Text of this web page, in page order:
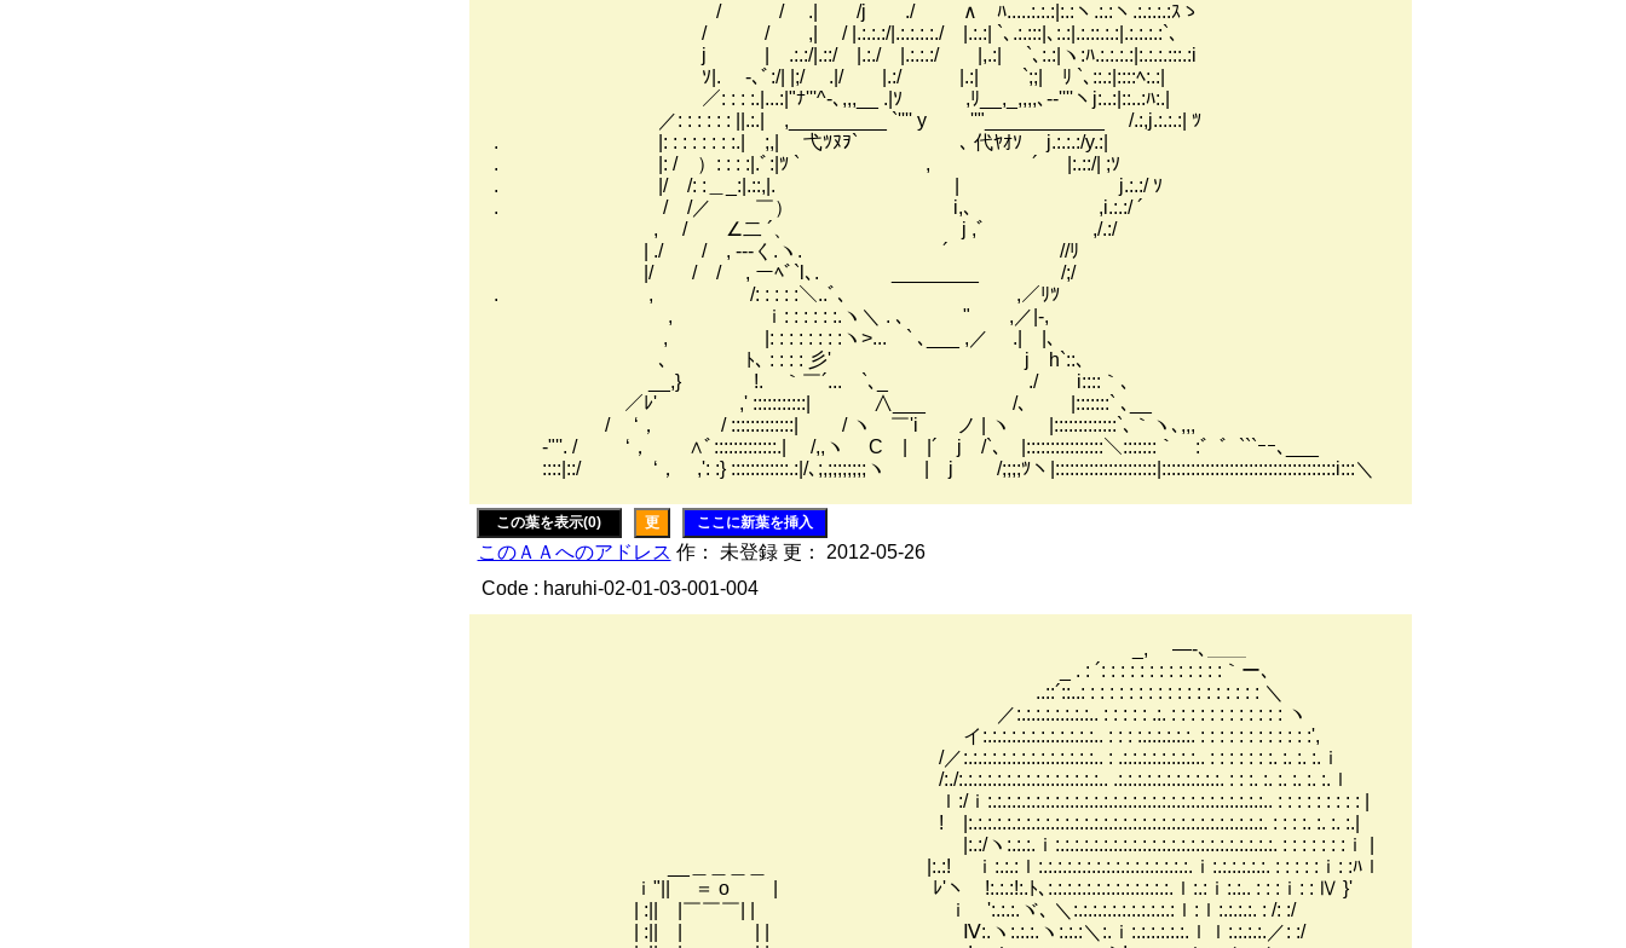
/ / .| /j ./ ∧ ﾊ.....:.:.:|:.:ヽ.:.:ヽ.:.:.:.:ｽゝ
/ / ,| / |.:.:.:/|.:.:.:.:./ |.:.:| `､.:.:::|､:.:|.:.::.:.:|.:.:.:.:`､
j | .:.:/|.::/ |.:./ |.:.:.:/ |,.:| `､:.:|ヽ:ﾊ.:.:.:.:|:.:.:.:::.:i
ｿ|. -､ﾞ:/| |;/ .|/ |.:/ |.:| `;;| ﾘ `､::.:|::::ﾍ:.:|
／: : : :.|...:|"ﾅ'''^-､,,,__ .|ｿ ,ﾘ__,_,,,,､--''''ヽj:..:|::..:ﾊ:.|
／: : : : : : ||.:.| ,_________ `'''' y ''"___________ /.:,j.:.:.:| ﾂ
. |: : : : : : : :.| ;,| 弋ﾂﾇｦ` ､ 代ﾔｵｿ j.:.:.:/y.:|
. |: / ）: : : :|.ﾞ:|ﾂ `￣ ￣ , ￣ ￣´ |:.::/| ;ｿ
. |/ /: :＿_:|.::,|. | j.:.:/ ｿ
. / /／ ￣） i,､ ,i.:.:/ ´
, / ∠二 ´、 j ,ﾞ ,/.:/
| ./ / , --‐く.ヽ. ´ //ﾘ
|/ / / , ーﾍﾞ`l､. ________ /;/
. , /: : : : :＼..ﾞ､ ,／ﾘﾂ
, ｉ: : : : : :.ヽ＼ . ､ " ,／|-,
, |: : : : : : : :ヽ>... ` ､___ ,／ .| |､
、 ﾄ､ : : : : 彡' j h`::､
__,} !. ｀￣´... `､_ ./ i::::｀､
／ﾚ' ,' :::::::::::| ∧___ /､ |:::::::` ､__
/ ‘， / :::::::::::::| / ヽ ￣'i ノ | ヽ |:::::::::::::`､｀ヽ､,,,
-"''. / ‘， ∧ﾞ:::::::::::::.| /,,ヽ C | |´ j /`､ |::::::::::::::::＼:::::::｀￣:゛゛```ｰｰ､___
::::|::/ ‘， ,': :} ::::::::::::.:|/､;,;;;;;;;;ヽ | j /;;;;ﾂヽ|:::::::::::::::::::::|::::::::::::::::::::::::::::::::::::i:::＼
この葉を表示(0) 更 ここに新葉を挿入
このＡＡへのアドレス 作： 未登録 更： 2012-05-26
Code : haruhi-02-01-03-001-004
_, ―‐､＿＿
_ . : ´: : : : : : : : : : : : :｀ー､
..::´::..: : : : : : : : : : : : : : : : : : : ＼
／:.:.:.:.:.:.:.:.. : : : : : .:. : : : : : : : : : : : : ヽ
イ:.:.:.:.:.:.:.:.:.:.:.:.. : : : :.:.:.:.:.:. : : : : : : : : : : : :',
/／:.:.:.:.:.:.:.:.:.:.:.:.:.:.. : .:.:.:.:.:.:.:.:.. : : : : : : :. :. :. :.ｉ
/:./:.:.:.:.:.:.:.:.:.:.:.:.:.:.:.. .:.:.:.:.:.:.:.:.:.:.:. : : :. :. :. :. :. :.ｌ
ｌ:/ｉ:.:.:.:.:.:.:.:.:.:.:.:.:.:.:.:.:.:.:.:.:.:.:.:.:.:.:.:.:.. : : : : : : : : : |
! |:.:.:.:.:.:.:.:.:.:.:.:.:.:.:.:.:.:.:.:.:.:.:.:.:.:.:.:.:.:.:. : : : :. :. :. :.|
|:.:/ヽ:.:.:.ｉ:.:.:.:.:.:.:.:.:.:.:.:.:.:.:.:.:.:.:.:.:.:.:. : : : : : : :ｉ |
__＿＿＿＿ |:.:! ｉ:.:.:ｌ:.:.:.:.:.:.:.:.:.:.:.:.:.:.:.:.ｉ:.:.:.:.:.:. : : : : :ｉ: :ﾊｌ
ｉ"|| ＝ o | ﾚ'ヽ !:.:.:!:.ﾄ､:.:.:.:.:.:.:.:.:.:.:.:.:.ｌ:.:ｉ:.:.. : : :ｉ: : Ⅳ }'
| :|| |￣￣￣| | ｉゝ':.:.:.ヾ､ ＼:.:.:.:.:.:.:.:.:.:.:ｌ:ｌ:.:.:.:. : /: :/
| :|| | | | Ⅳ:.ヽ:.:.:.ヽ:.:.:＼:.ｉ:.:.:.:.:.:.ｌｌ:.:.:.:.／: :/